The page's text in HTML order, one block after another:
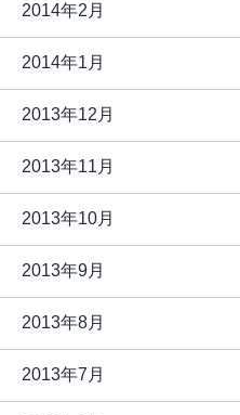
2014年2月
2014年1月
2013年12月
2013年11月
2013年10月
2013年9月
2013年8月
2013年7月